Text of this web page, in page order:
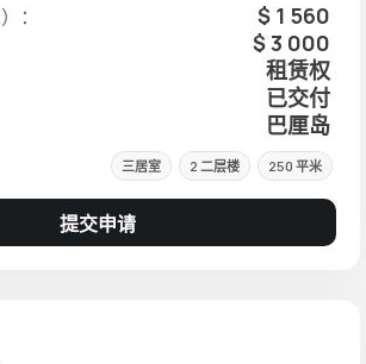
： $ 1 560
$ 3 000
租赁权
已交付
巴厘岛
三居室 2 二层楼 250 平米
提交申请